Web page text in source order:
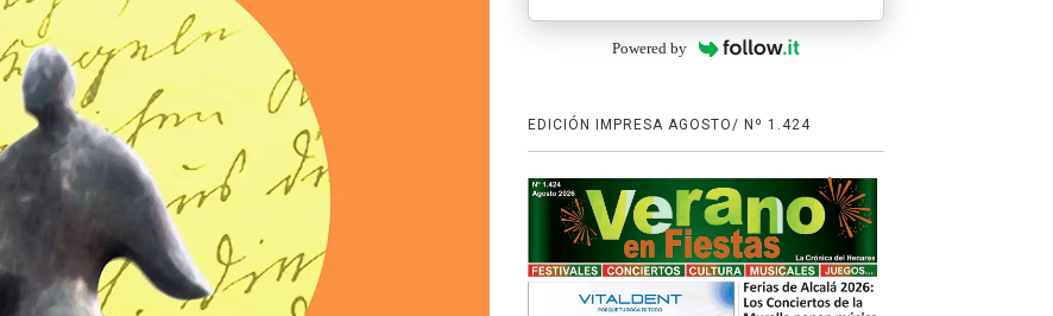
Powered by
EDICIÓN IMPRESA AGOSTO/ Nº 1.424